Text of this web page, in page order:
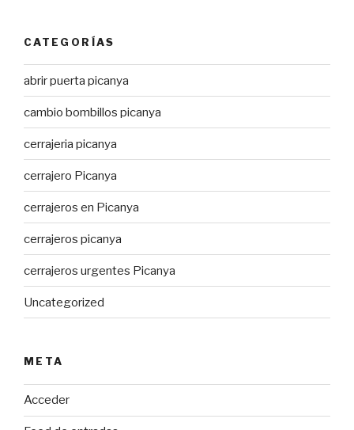
CATEGORÍAS
abrir puerta picanya
cambio bombillos picanya
cerrajeria picanya
cerrajero Picanya
cerrajeros en Picanya
cerrajeros picanya
cerrajeros urgentes Picanya
Uncategorized
META
Acceder